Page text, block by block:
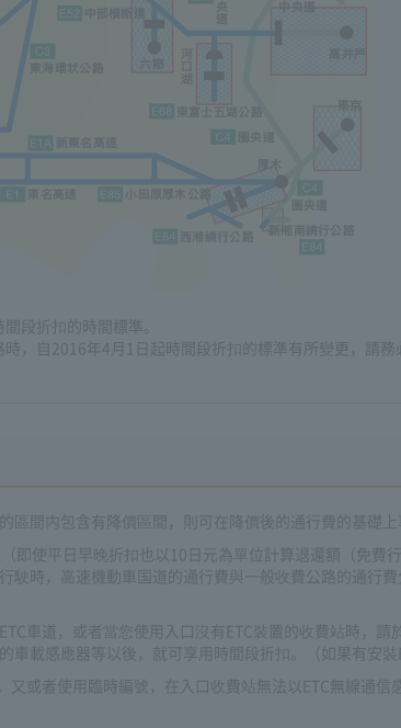
段折扣的時間標準。
，自2016年4月1日起時間段折扣的標準有所變更，請務
區間内包含有降價區間，則可在降價後的通行費的基礎上
即使平日早晚折扣也以10日元為單位計算退還額（免費
駛時，高速機動車国道的通行費與一般收費公路的通行
車道，或者當您使用入口沒有ETC裝置的收費站時，
車載感應器等以後，就可享用時間段折扣。（如果有安裝
或者使用臨時編號，在入口收費站無法以ETC無線通